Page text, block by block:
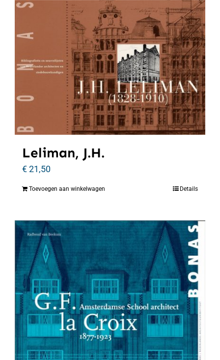
Leliman, J.H.
€21,50
Toevoegen aan winkelwagen Details